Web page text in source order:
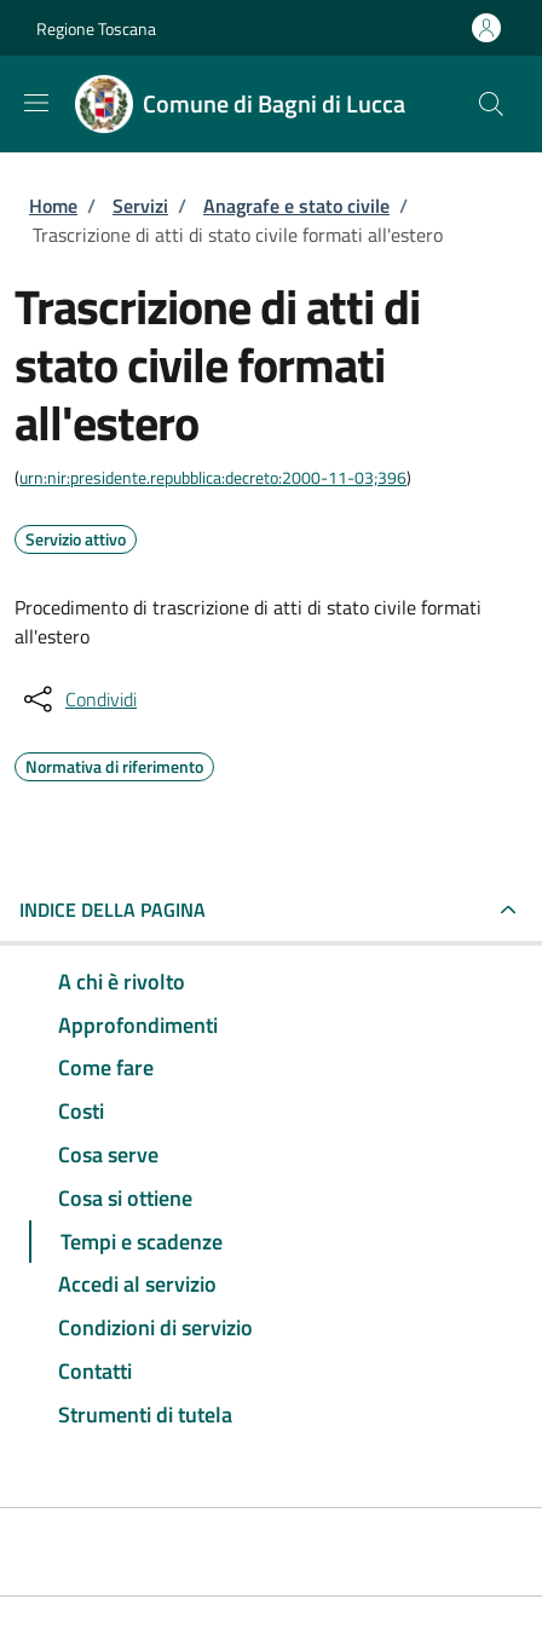
Regione Toscana
Comune di Bagni di Lucca
Briciole di pane
Home / Servizi / Anagrafe e stato civile /
Trascrizione di atti di stato civile formati all'estero
Trascrizione di atti di
stato civile formati
all'estero
(urn:nir:presidente.repubblica:decreto:2000-11-03;396)
Servizio attivo
Procedimento di trascrizione di atti di stato civile formati
all'estero
Condividi
Normativa di riferimento
INDICE DELLA PAGINA
A chi è rivolto
Approfondimenti
Come fare
Costi
Cosa serve
Cosa si ottiene
Tempi e scadenze
Accedi al servizio
Condizioni di servizio
Contatti
Strumenti di tutela